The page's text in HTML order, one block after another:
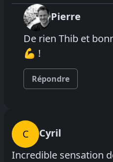
Pierre
De rien Thib et
💪 !
Répondre
C
Cyril
Incredible sensation